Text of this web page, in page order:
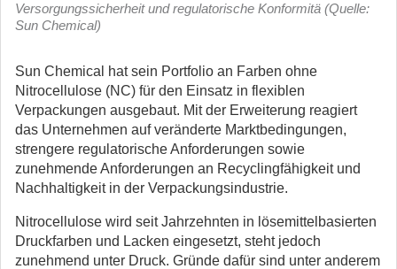
Versorgungssicherheit und regulatorische Konformitä (Quelle:
Sun Chemical)
Sun Chemical hat sein Portfolio an Farben ohne
Nitrocellulose (NC) für den Einsatz in flexiblen
Verpackungen ausgebaut. Mit der Erweiterung reagiert
das Unternehmen auf veränderte Marktbedingungen,
strengere regulatorische Anforderungen sowie
zunehmende Anforderungen an Recyclingfähigkeit und
Nachhaltigkeit in der Verpackungsindustrie.
Nitrocellulose wird seit Jahrzehnten in lösemittelbasierten
Druckfarben und Lacken eingesetzt, steht jedoch
zunehmend unter Druck. Gründe dafür sind unter anderem